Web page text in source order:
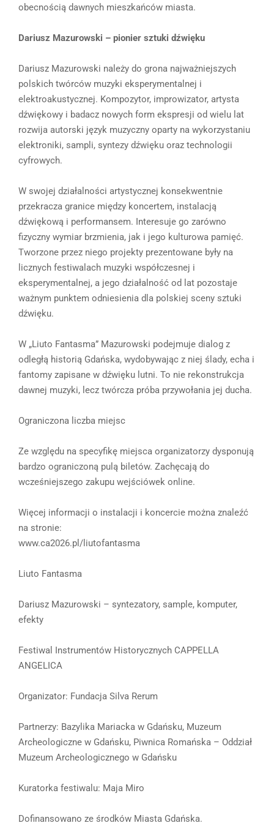
obecnością dawnych mieszkańców miasta.
Dariusz Mazurowski – pionier sztuki dźwięku
Dariusz Mazurowski należy do grona najważniejszych
polskich twórców muzyki eksperymentalnej i
elektroakustycznej. Kompozytor, improwizator, artysta
dźwiękowy i badacz nowych form ekspresji od wielu lat
rozwija autorski język muzyczny oparty na wykorzystaniu
elektroniki, sampli, syntezy dźwięku oraz technologii
cyfrowych.
W swojej działalności artystycznej konsekwentnie
przekracza granice między koncertem, instalacją
dźwiękową i performansem. Interesuje go zarówno
fizyczny wymiar brzmienia, jak i jego kulturowa pamięć.
Tworzone przez niego projekty prezentowane były na
licznych festiwalach muzyki współczesnej i
eksperymentalnej, a jego działalność od lat pozostaje
ważnym punktem odniesienia dla polskiej sceny sztuki
dźwięku.
W „Liuto Fantasma” Mazurowski podejmuje dialog z
odległą historią Gdańska, wydobywając z niej ślady, echa i
fantomy zapisane w dźwięku lutni. To nie rekonstrukcja
dawnej muzyki, lecz twórcza próba przywołania jej ducha.
Ograniczona liczba miejsc
Ze względu na specyfikę miejsca organizatorzy dysponują
bardzo ograniczoną pulą biletów. Zachęcają do
wcześniejszego zakupu wejściówek online.
Więcej informacji o instalacji i koncercie można znaleźć
na stronie:
www.ca2026.pl/liutofantasma
Liuto Fantasma
Dariusz Mazurowski – syntezatory, sample, komputer,
efekty
Festiwal Instrumentów Historycznych CAPPELLA
ANGELICA
Organizator: Fundacja Silva Rerum
Partnerzy: Bazylika Mariacka w Gdańsku, Muzeum
Archeologiczne w Gdańsku, Piwnica Romańska – Oddział
Muzeum Archeologicznego w Gdańsku
Kuratorka festiwalu: Maja Miro
Dofinansowano ze środków Miasta Gdańska.